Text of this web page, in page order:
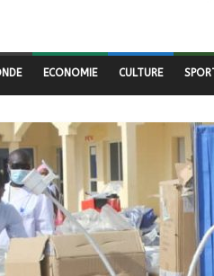
ECONOMIE CULTURE